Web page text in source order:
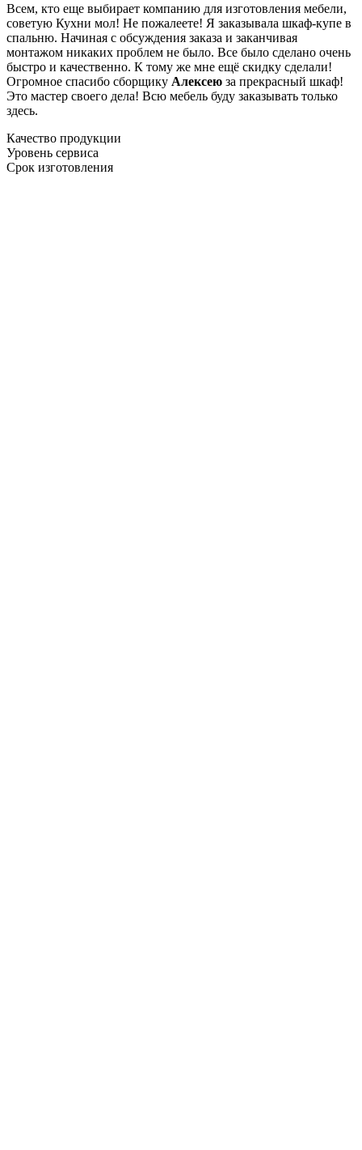
Всем, кто еще выбирает компанию для изготовления мебели,
советую Кухни мол! Не пожалеете! Я заказывала шкаф-купе в
спальню. Начиная с обсуждения заказа и заканчивая
монтажом никаких проблем не было. Все было сделано очень
быстро и качественно. К тому же мне ещё скидку сделали!
Огромное спасибо сборщику Алексею за прекрасный шкаф!
Это мастер своего дела! Всю мебель буду заказывать только
здесь.
Качество продукции
Уровень сервиса
Срок изготовления